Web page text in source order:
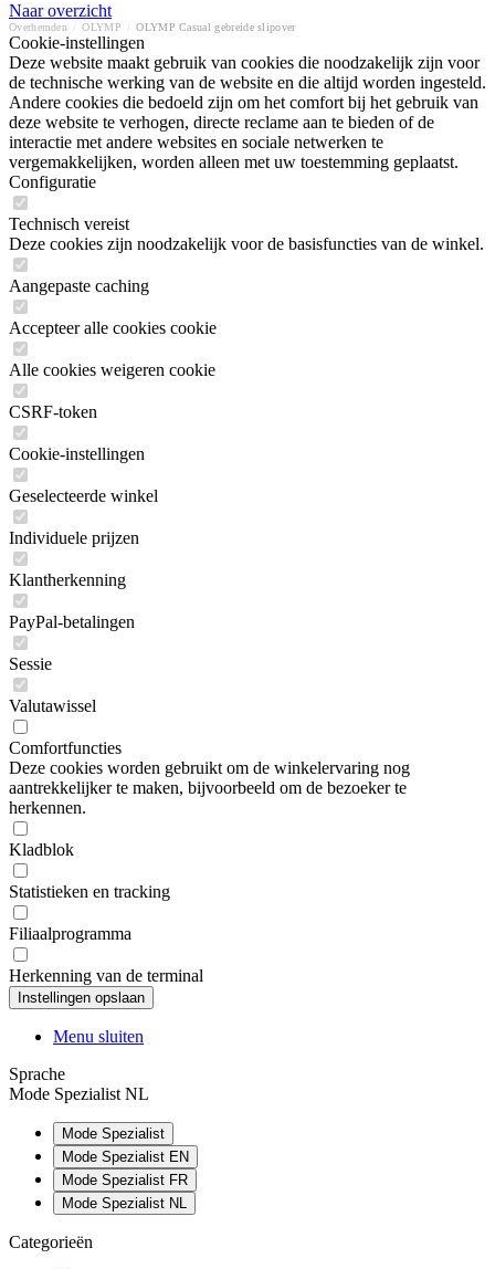
Naar overzicht
Overhemden OLYMP OLYMP Casual gebreide slipover
Cookie-instellingen
Deze website maakt gebruik van cookies die noodzakelijk zijn voor
de technische werking van de website en die altijd worden ingesteld.
Andere cookies die bedoeld zijn om het comfort bij het gebruik van
deze website te verhogen, directe reclame aan te bieden of de
interactie met andere websites en sociale netwerken te
vergemakkelijken, worden alleen met uw toestemming geplaatst.
Configuratie
Technisch vereist
Deze cookies zijn noodzakelijk voor de basisfuncties van de winkel.
Aangepaste caching
Accepteer alle cookies cookie
Alle cookies weigeren cookie
CSRF-token
Cookie-instellingen
Geselecteerde winkel
Individuele prijzen
Klantherkenning
PayPal-betalingen
Sessie
Valutawissel
Comfortfuncties
Deze cookies worden gebruikt om de winkelervaring nog
aantrekkelijker te maken, bijvoorbeeld om de bezoeker te
herkennen.
Kladblok
Statistieken en tracking
Filiaalprogramma
Herkenning van de terminal
Menu sluiten
Sprache
Mode Spezialist NL
Mode Spezialist
Mode Spezialist EN
Mode Spezialist FR
Mode Spezialist NL
Categorieën